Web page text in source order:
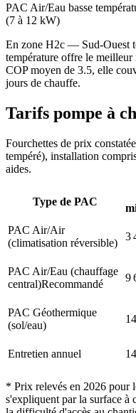
PAC Air/Eau basse
(7 à 12 kW)
En zone H2c — Sud-Ouest
température offre le
COP moyen de 3.5, elle
jours de chauffe.
Tarifs pompe à
Fourchettes de prix
tempéré), installation
aides.
Type de PAC
PAC Air/Air
(climatisation réversible)
3
PAC Air/Eau (chauffage
central)Recommandé
9
PAC Géothermique
(sol/eau)
Entretien annuel
* Prix relevés en 2026 pour
s'expliquent par la surface à